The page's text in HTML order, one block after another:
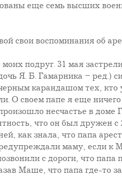
еще семь высших
свои воспоминания об
подруг. 31 мая
Я. Б. Гамарника – ред.)
карандашом тех,
О своем папе я еще
несчастье в доме
что он был дружен
как знала, что папа
маму, если к
с дороги, что
Маше, что папа где-то